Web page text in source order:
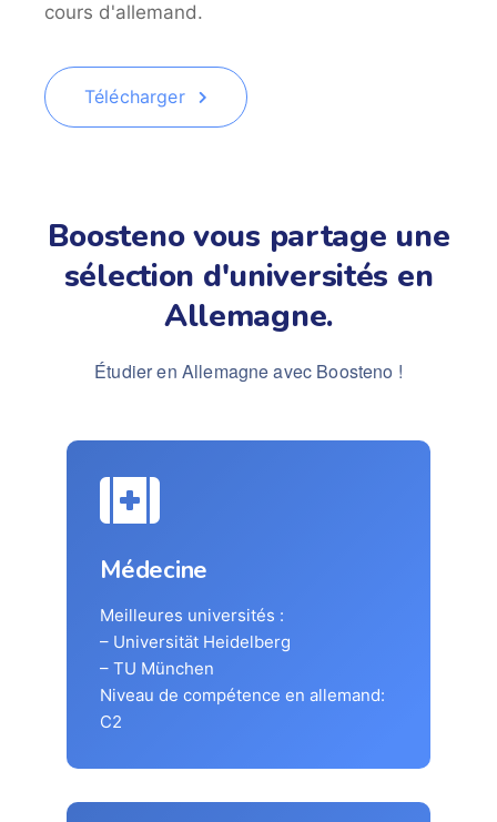
cours d'allemand.
Télécharger
Boosteno vous partage une
sélection d'universités en
Allemagne.
Étudier en Allemagne avec Boosteno !
Médecine
Meilleures universités :
– Universität Heidelberg
– TU München
Niveau de compétence en allemand:
C2